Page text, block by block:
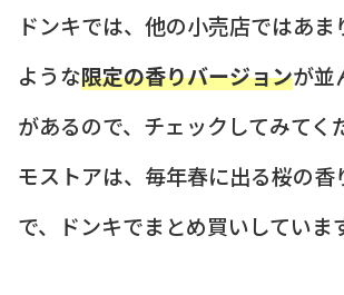
ドンキでは、他の小売店ではあま
ような限定の香りバージョンが並
があるので、チェックしてみてく
モストアは、毎年春に出る桜の香
で、ドンキでまとめ買いしていま